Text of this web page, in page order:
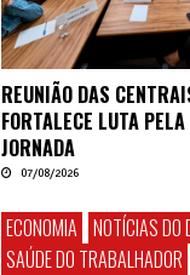
REUNIÃO DAS
FORTALECE LUTA
JORNADA
07/08/2026
ECONOMIA NOTÍCIAS DO
SAÚDE DO TRABALHADOR